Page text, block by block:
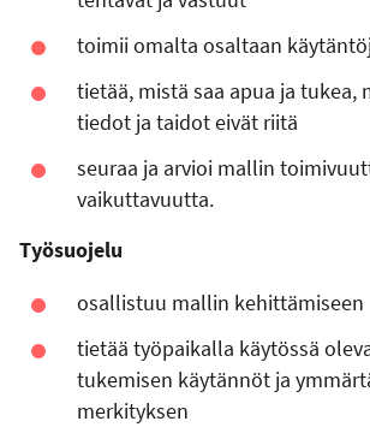
toimii omalta osaltaan
tietää, mistä saa apua ja tukea,
tiedot ja taidot eivät riitä
seuraa ja arvioi mallin
vaikuttavuutta.
Työsuojelu
osallistuu mallin kehittämiseen
tietää työpaikalla käytössä
tukemisen käytännöt ja
merkityksen